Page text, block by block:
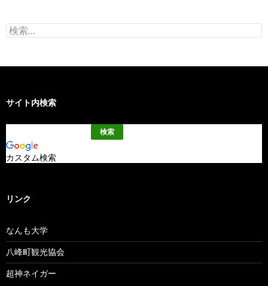
検
索:
サイト内検索
カスタム検索
リンク
なんも大学
八峰町観光協会
超神ネイガー